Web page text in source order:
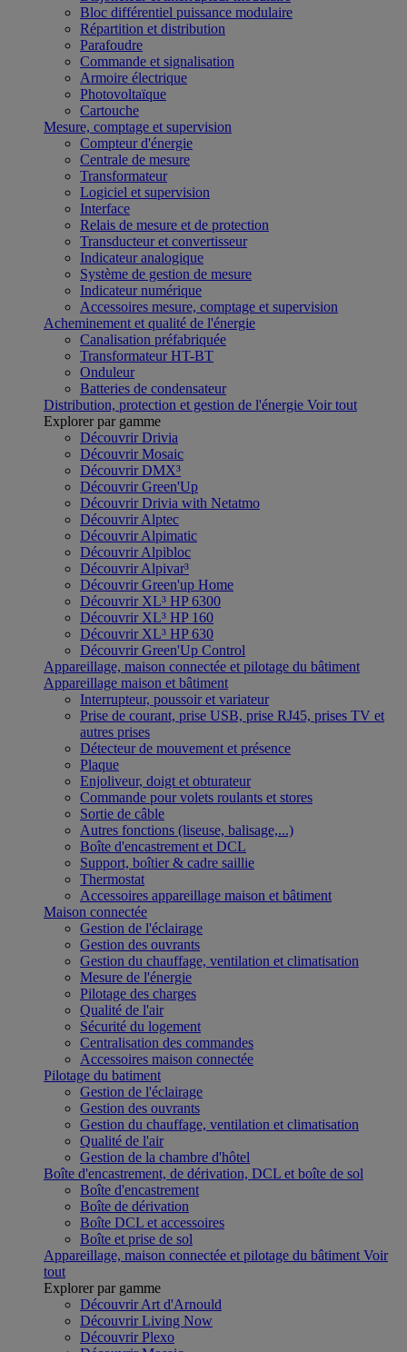
Bloc différentiel puissance modulaire
Répartition et distribution
Parafoudre
Commande et signalisation
Armoire électrique
Photovoltaïque
Cartouche
Mesure, comptage et supervision
Compteur d'énergie
Centrale de mesure
Transformateur
Logiciel et supervision
Interface
Relais de mesure et de protection
Transducteur et convertisseur
Indicateur analogique
Système de gestion de mesure
Indicateur numérique
Accessoires mesure, comptage et supervision
Acheminement et qualité de l'énergie
Canalisation préfabriquée
Transformateur HT-BT
Onduleur
Batteries de condensateur
Distribution, protection et gestion de l'énergie Voir tout
Explorer par gamme
Découvrir Drivia
Découvrir Mosaic
Découvrir DMX³
Découvrir Green'Up
Découvrir Drivia with Netatmo
Découvrir Alptec
Découvrir Alpimatic
Découvrir Alpibloc
Découvrir Alpivar³
Découvrir Green'up Home
Découvrir XL³ HP 6300
Découvrir XL³ HP 160
Découvrir XL³ HP 630
Découvrir Green'Up Control
Appareillage, maison connectée et pilotage du bâtiment
Appareillage maison et bâtiment
Interrupteur, poussoir et variateur
Prise de courant, prise USB, prise RJ45, prises TV et
autres prises
Détecteur de mouvement et présence
Plaque
Enjoliveur, doigt et obturateur
Commande pour volets roulants et stores
Sortie de câble
Autres fonctions (liseuse, balisage,...)
Boîte d'encastrement et DCL
Support, boîtier & cadre saillie
Thermostat
Accessoires appareillage maison et bâtiment
Maison connectée
Gestion de l'éclairage
Gestion des ouvrants
Gestion du chauffage, ventilation et climatisation
Mesure de l'énergie
Pilotage des charges
Qualité de l'air
Sécurité du logement
Centralisation des commandes
Accessoires maison connectée
Pilotage du batiment
Gestion de l'éclairage
Gestion des ouvrants
Gestion du chauffage, ventilation et climatisation
Qualité de l'air
Gestion de la chambre d'hôtel
Boîte d'encastrement, de dérivation, DCL et boîte de sol
Boîte d'encastrement
Boîte de dérivation
Boîte DCL et accessoires
Boîte et prise de sol
Appareillage, maison connectée et pilotage du bâtiment Voir
tout
Explorer par gamme
Découvrir Art d'Arnould
Découvrir Living Now
Découvrir Plexo